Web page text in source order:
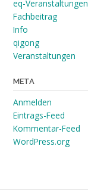
eq-Veranstaltungen
Fachbeitrag
Info
qigong
Veranstaltungen
META
Anmelden
Eintrags-Feed
Kommentar-Feed
WordPress.org